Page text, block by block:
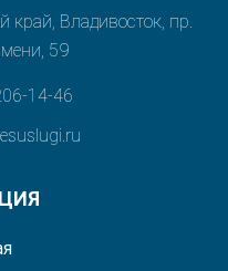
край, Владивосток, пр.
59
14-46